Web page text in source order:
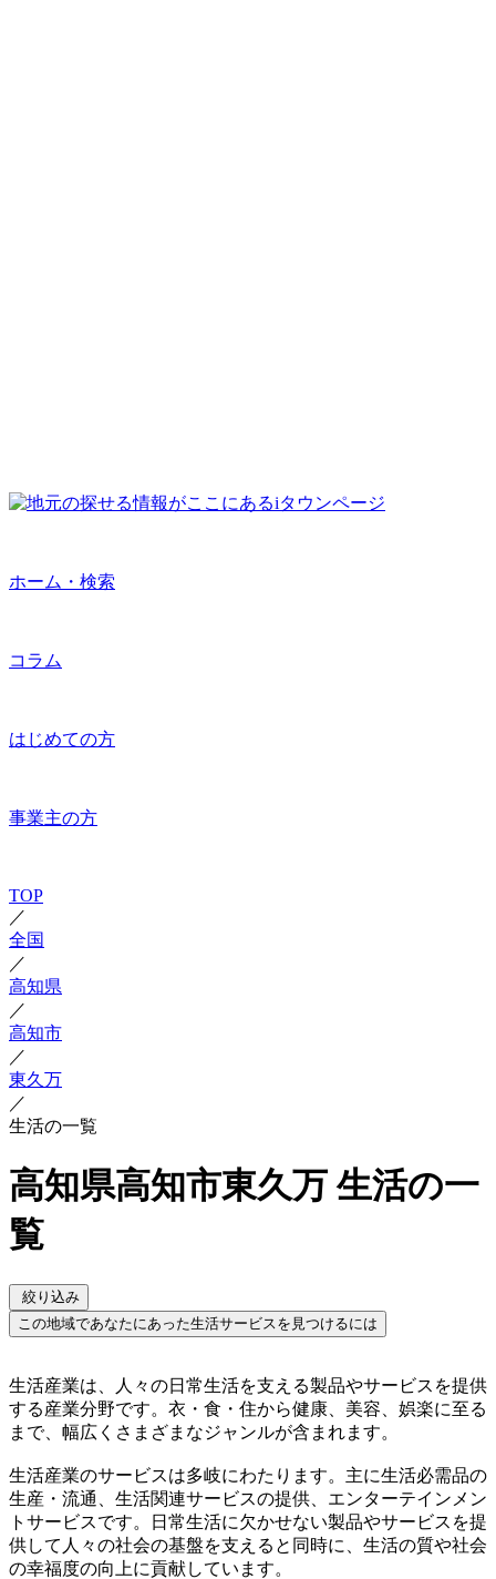
ホーム・検索
コラム
はじめての方
事業主の方
TOP
／
全国
／
高知県
／
高知市
／
東久万
／
生活の一覧
高知県高知市東久万 生活の一
覧
絞り込み
この地域であなたにあった生活サービスを見つけるには
生活産業は、人々の日常生活を支える製品やサービスを提供
する産業分野です。衣・食・住から健康、美容、娯楽に至る
まで、幅広くさまざまなジャンルが含まれます。
生活産業のサービスは多岐にわたります。主に生活必需品の
生産・流通、生活関連サービスの提供、エンターテインメン
トサービスです。日常生活に欠かせない製品やサービスを提
供して人々の社会の基盤を支えると同時に、生活の質や社会
の幸福度の向上に貢献しています。